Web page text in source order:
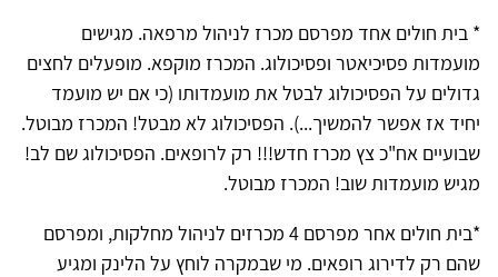
* בית חולים אחד מפרסם מכרז לניהול מרפאה. מגישים
מועמדות פסיכיאטר ופסיכולוג. המכרז מוקפא. מופעלים לחצים
גדולים על הפסיכולוג לבטל את מועמדותו (כי אם יש מועמד
יחיד אז אפשר להמשיך...). הפסיכולוג לא מבטל! המכרז מבוטל.
שבועיים אח"כ צץ מכרז חדש!!! רק לרופאים. הפסיכולוג שם לב!
מגיש מועמדות שוב! המכרז מבוטל.
*בית חולים אחר מפרסם 4 מכרזים לניהול מחלקות, ומפרסם
שהם רק לדירוג רופאים. מי שבמקרה לוחץ על הלינק ומגיע